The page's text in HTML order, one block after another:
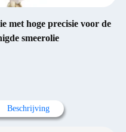
met hoge precisie voor de
smeerolie
Beschrijving